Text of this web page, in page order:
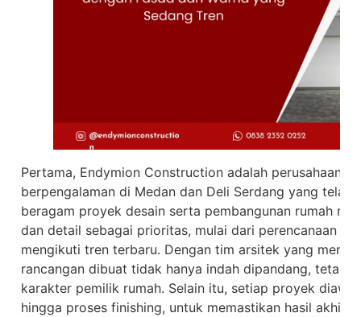
Pertama, Endymion Construction adalah perusahaan
berpengalaman di Medan dan Deli Serdang yang telah
beragam proyek desain serta pembangunan rumah
dan detail sebagai prioritas, mulai dari perencanaan
mengikuti tren terbaru. Dengan tim arsitek yang
rancangan dibuat tidak hanya indah dipandang, tetapi
karakter pemilik rumah. Selain itu, setiap proyek
hingga proses finishing, untuk memastikan hasil akhir